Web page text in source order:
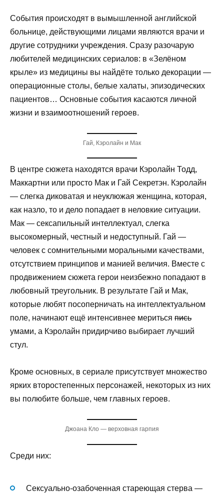
События происходят в вымышленной английской
больнице, действующими лицами являются врачи и
другие сотрудники учреждения. Сразу разочарую
любителей медицинских сериалов: в «Зелёном
крыле» из медицины вы найдёте только декорации —
операционные столы, белые халаты, эпизодических
пациентов… Основные события касаются личной
жизни и взаимоотношений героев.
Гай, Кэролайн и Мак
В центре сюжета находятся врачи Кэролайн Тодд,
Маккартни или просто Мак и Гай Секретэн. Кэролайн
— слегка диковатая и неуклюжая женщина, которая,
как назло, то и дело попадает в неловкие ситуации.
Мак — сексапильный интеллектуал, слегка
высокомерный, честный и недоступный. Гай —
человек с сомнительными моральными качествами,
отсутствием принципов и манией величия. Вместе с
продвижением сюжета герои неизбежно попадают в
любовный треугольник. В результате Гай и Мак,
которые любят посоперничать на интеллектуальном
поле, начинают ещё интенсивнее мериться пись
умами, а Кэролайн придирчиво выбирает лучший
стул.
Кроме основных, в сериале присутствует множество
ярких второстепенных персонажей, некоторых из них
вы полюбите больше, чем главных героев.
Джоана Кло — верховная гарпия
Среди них:
Сексуально-озабоченная стареющая стерва —